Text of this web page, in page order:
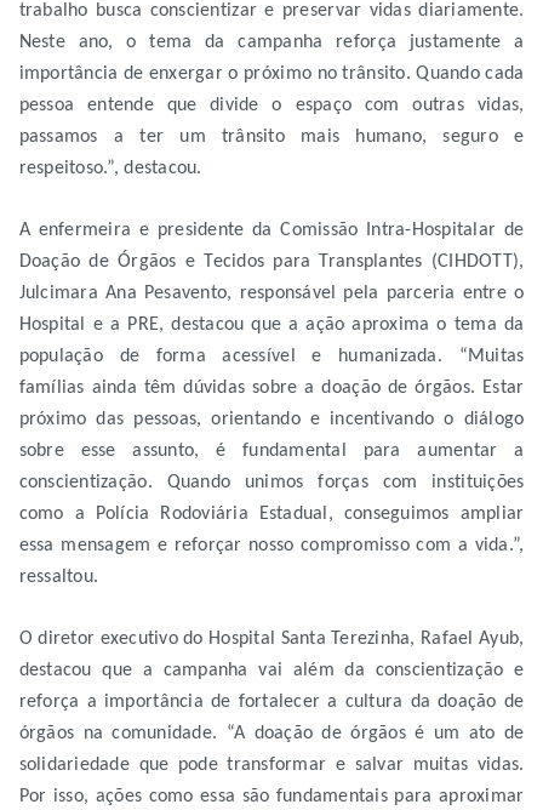
trabalho busca conscientizar e preservar vidas diariamente.
Neste ano, o tema da campanha reforça justamente a
importância de enxergar o próximo no trânsito. Quando cada
pessoa entende que divide o espaço com outras vidas,
passamos a ter um trânsito mais humano, seguro e
respeitoso.”, destacou.
A enfermeira e presidente da Comissão Intra-Hospitalar de
Doação de Órgãos e Tecidos para Transplantes (CIHDOTT),
Julcimara Ana Pesavento, responsável pela parceria entre o
Hospital e a PRE, destacou que a ação aproxima o tema da
população de forma acessível e humanizada. “Muitas
famílias ainda têm dúvidas sobre a doação de órgãos. Estar
próximo das pessoas, orientando e incentivando o diálogo
sobre esse assunto, é fundamental para aumentar a
conscientização. Quando unimos forças com instituições
como a Polícia Rodoviária Estadual, conseguimos ampliar
essa mensagem e reforçar nosso compromisso com a vida.”,
ressaltou.
O diretor executivo do Hospital Santa Terezinha, Rafael Ayub,
destacou que a campanha vai além da conscientização e
reforça a importância de fortalecer a cultura da doação de
órgãos na comunidade. “A doação de órgãos é um ato de
solidariedade que pode transformar e salvar muitas vidas.
Por isso, ações como essa são fundamentais para aproximar